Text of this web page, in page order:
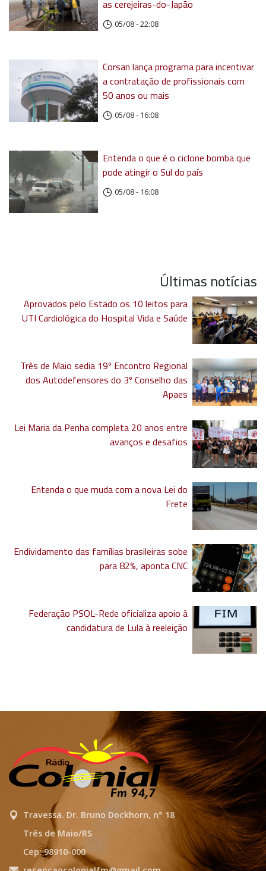
as cerejeiras-do-Japão
05/08 - 22:08
Corsan lança programa para incentivar
a contratação de profissionais com
50 anos ou mais
05/08 - 16:08
Entenda o que é o ciclone bomba que
pode atingir o Sul do país
05/08 - 16:08
Últimas notícias
Aprovados pelo Estado os 10 leitos para
UTI Cardiológica do Hospital Vida e Saúde
Três de Maio sedia 19º Encontro Regional
dos Autodefensores do 3º Conselho das
Apaes
Lei Maria da Penha completa 20 anos entre
avanços e desafios
Entenda o que muda com a nova Lei do
Frete
Endividamento das famílias brasileiras sobe
para 82%, aponta CNC
Federação PSOL-Rede oficializa apoio à
candidatura de Lula à reeleição
Travessa. Dr. Bruno Dockhorn, n° 18
Três de Maio/RS
Cep: 98910-000